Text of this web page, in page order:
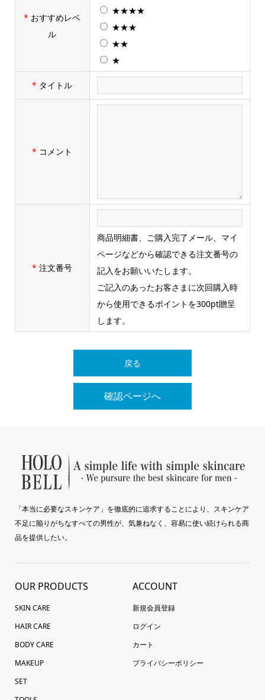
* おすすめレベ
ル
★★★★
★★★
★★
★
* タイトル
* コメント
* 注文番号
商品明細書、ご購入完了メール、マイ
ページなどから確認できる注文番号の
記入をお願いいたします。
ご記入のあったお客さまに次回購入時
から使用できるポイントを300pt贈呈
します。
戻る
確認ページへ
「本当に必要なスキンケア」を徹底的に追求することにより、スキンケア
不足に陥りがちなすべての男性が、気兼ねなく、容易に使い続けられる商
品を提供したい。
OUR PRODUCTS
SKIN CARE
HAIR CARE
BODY CARE
MAKEUP
SET
ACCOUNT
新規会員登録
ログイン
カート
プライバシーポリシー